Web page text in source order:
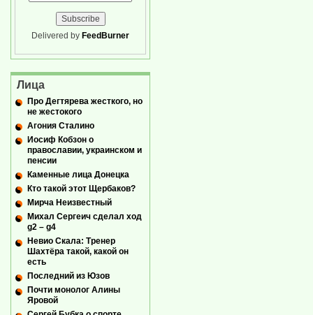
Delivered by FeedBurner
Лица
Про Дегтярева жесткого, но
не жестокого
Агония Сталино
Иосиф Кобзон о
православии, украинском и
пенсии
Каменные лица Донецка
Кто такой этот Щербаков?
Мирча Неизвестный
Михал Сергеич сделал ход
g2 – g4
Невио Скала: Тренер
Шахтёра такой, какой он
есть
Последний из Юзов
Почти монолог Алины
Яровой